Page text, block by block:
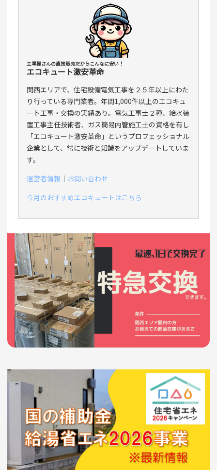
工事屋さんの直接販売だからこんなに安い！
エコキュート激安革命
関西エリアで、住宅設備電気工事を２５年以上にわた
り行っている専門業者。年間1,000件以上のエコキュ
ート工事・交換の実績あり。電気工事士２種、給水装
置工事主任技術者、ガス簡易内管施工士の資格を有し
「エコキュート激安革命」というプロフェッショナル
企業として、常に技術と知識をアップデートしていま
す。
運営者情報 ｜ お問い合わせ
今月のおすすめエコキュートはこちら